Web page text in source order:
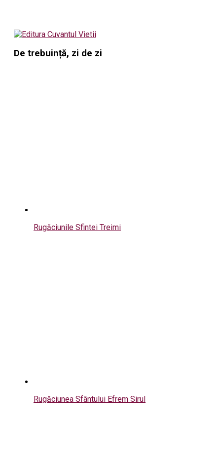
De trebuință, zi de zi
Rugăciunile Sfintei Treimi
Rugăciunea Sfântului Efrem Sirul